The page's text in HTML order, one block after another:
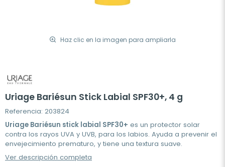
Haz clic en la imagen para ampliarla
Uriage Bariésun Stick Labial SPF30+, 4 g
Referencia: 203824
Uriage Bariésun stick labial SPF30+ es un protector solar
contra los rayos UVA y UVB, para los labios. Ayuda a prevenir el
envejecimiento prematuro, y tiene una textura suave.
Ver descripción completa